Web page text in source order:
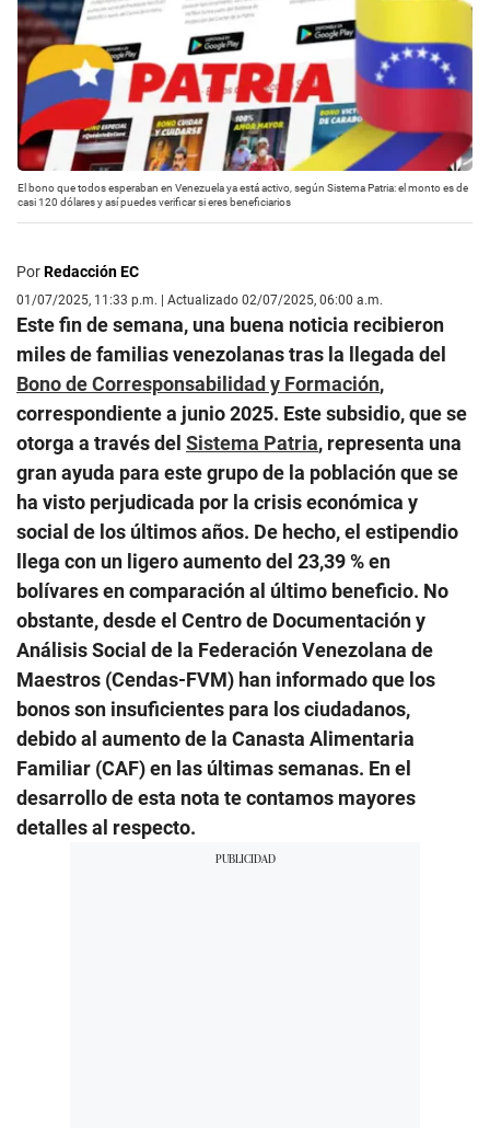
El bono que todos esperaban en Venezuela ya está activo, según Sistema Patria: el monto es de
casi 120 dólares y así puedes verificar si eres beneficiarios
PorRedacción EC
01/07/2025, 11:33 p.m. | Actualizado 02/07/2025, 06:00 a.m.
Este fin de semana, una buena noticia recibieron
miles de familias venezolanas tras la llegada del
Bono de Corresponsabilidad y Formación,
correspondiente a junio 2025. Este subsidio, que se
otorga a través del Sistema Patria, representa una
gran ayuda para este grupo de la población que se
ha visto perjudicada por la crisis económica y
social de los últimos años. De hecho, el estipendio
llega con un ligero aumento del 23,39 % en
bolívares en comparación al último beneficio. No
obstante, desde el Centro de Documentación y
Análisis Social de la Federación Venezolana de
Maestros (Cendas-FVM) han informado que los
bonos son insuficientes para los ciudadanos,
debido al aumento de la Canasta Alimentaria
Familiar (CAF) en las últimas semanas. En el
desarrollo de esta nota te contamos mayores
detalles al respecto.